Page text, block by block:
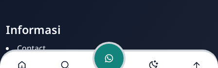
Informasi
Contact
Disclamer